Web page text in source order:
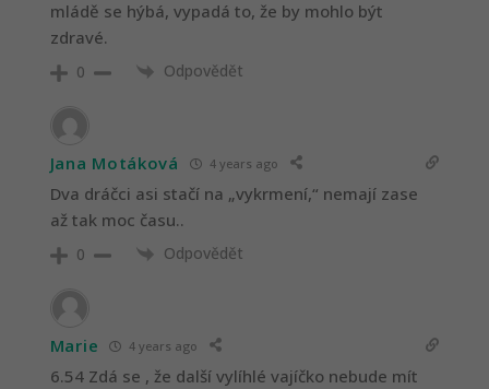
mládě se hýbá, vypadá to, že by mohlo být
zdravé.
0 Odpovědět
Jana Motáková 4 years ago
Dva dráčci asi stačí na „vykrmení,“ nemají zase
až tak moc času..
0 Odpovědět
Marie 4 years ago
6.54 Zdá se , že další vylíhlé vajíčko nebude mít